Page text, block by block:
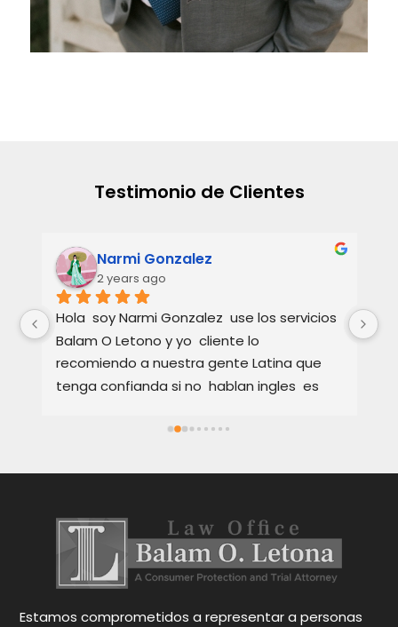
Testimonio de Clientes
Narmi Gonzalez
2 years ago
Hola  soy Narmi Gonzalez  use los servicios
Balam O Letono y yo  cliente lo
recomiendo a nuestra gente Latina que
tenga confianda si no  hablan ingles  es
bien los detalles  en Español o ingles  como
en su idioma  sus servicios son muy Buenos
Occiones para tu caso eso es importante
para cada persona tu tomar  desicion
gracias abogado por sus services Att,
Narmi Gonzalez
Estamos comprometidos a representar a personas